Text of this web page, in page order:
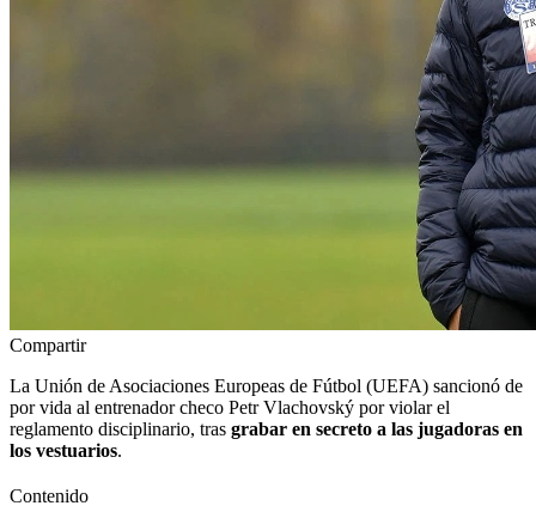
Compartir
La Unión de Asociaciones Europeas de Fútbol (UEFA) sancionó de
por vida al entrenador checo Petr Vlachovský por violar el
reglamento disciplinario, tras grabar en secreto a las jugadoras en
los vestuarios.
Contenido